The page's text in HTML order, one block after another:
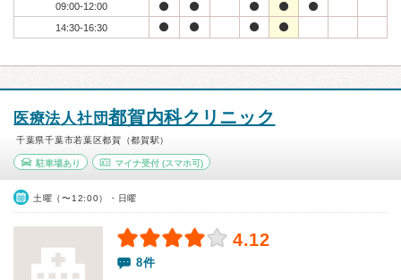
09:00-12:00
14:30-16:30
医療法人社団都賀内科クリニック
千葉県千葉市若葉区都賀（都賀駅）
駐車場あり マイナ受付(スマホ可)
土曜（〜12:00）・日曜
4.12
8件